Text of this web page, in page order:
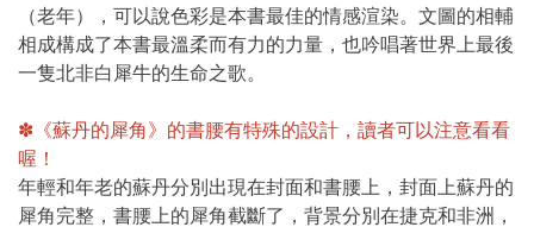
（老年），可以說色彩是本書最佳的情感渲染。文圖的相輔
相成構成了本書最溫柔而有力的力量，也吟唱著世界上最後
一隻北非白犀牛的生命之歌。
✽《蘇丹的犀角》的書腰有特殊的設計，讀者可以注意看看
喔！
年輕和年老的蘇丹分別出現在封面和書腰上，封面上蘇丹的
犀角完整，書腰上的犀角截斷了，背景分別在捷克和非洲，